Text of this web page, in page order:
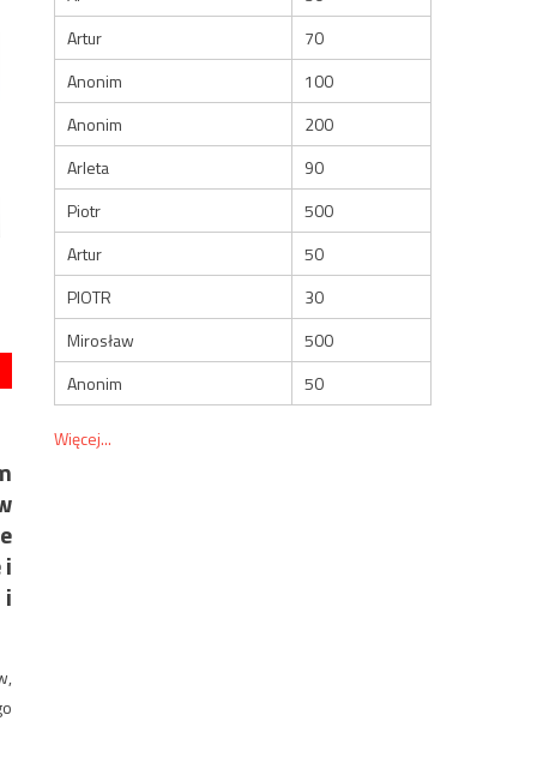
i
i
Artur
70
Anonim
100
Anonim
200
Arleta
90
Piotr
500
Artur
50
PIOTR
30
Mirosław
500
Anonim
50
Więcej...